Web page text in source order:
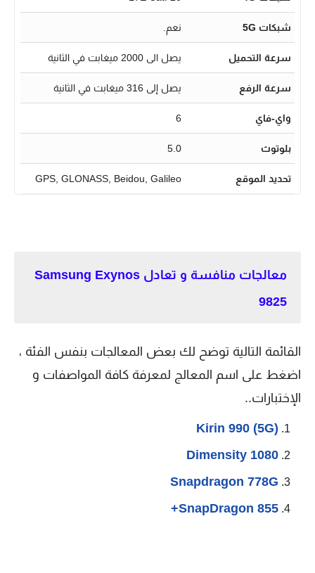
شبكات 5G نعم.
سرعة التحميل يصل الى 2000 ميغابت في الثانية
سرعة الرفع يصل إلى 316 ميغابت في الثانية
واي-فاي 6
بلوتوث 5.0
تحديد الموقع GPS, GLONASS, Beidou, Galileo
معالجات منافسة و تعادل Samsung Exynos
9825
القائمة التالية توضح لك بعض المعالجات بنفس الفئة ،
اضغط على اسم المعالج لمعرفة كافة المواصفات و
الإختبارات..
Kirin 990 (5G)
Dimensity 1080
Snapdragon 778G
SnapDragon 855+